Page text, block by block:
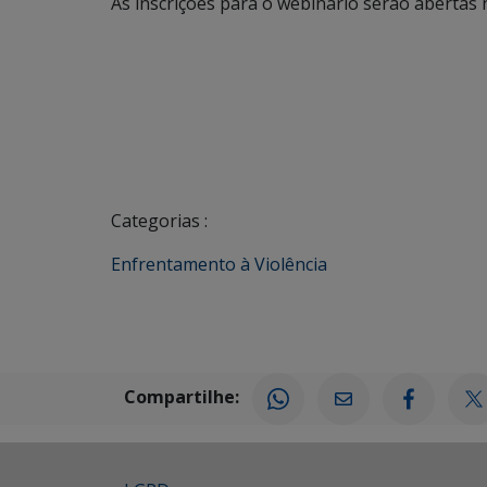
Categorias :
Enfrentamento à Violência
Compartilhe: